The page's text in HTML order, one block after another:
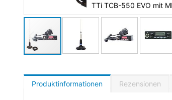
TTi TCB-550 EVO mit
Produktinformationen Rezensionen